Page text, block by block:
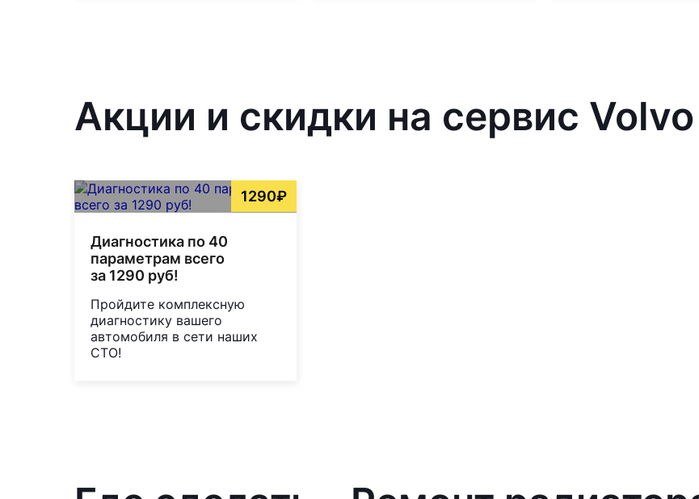
Акции и скидки на сервис
1290₽
Диагностика по 40
параметрам всего
за 1290 руб!
Пройдите комплексную
диагностику вашего
автомобиля в сети наших
СТО!